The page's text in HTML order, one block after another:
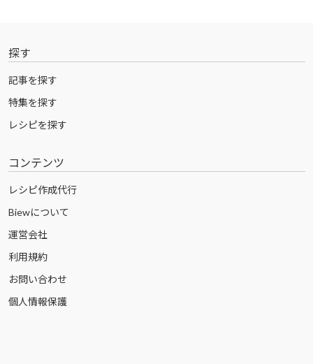
探す
記事を探す
特集を探す
レシピを探す
コンテンツ
レシピ作成代行
Biewについて
運営会社
利用規約
お問い合わせ
個人情報保護